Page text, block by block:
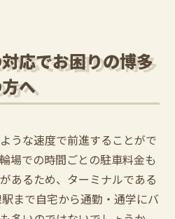
応でお困りの博多
へ
うな速度で前進することがで
場での時間ごとの駐車料金も
あるため、ターミナルである
まで自宅から通勤・通学にバ